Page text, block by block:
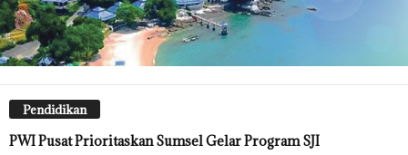
Pendidikan
PWI Pusat Prioritaskan Sumsel Gelar Program SJI